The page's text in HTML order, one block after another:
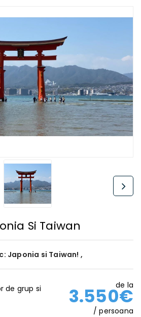
Si Taiwan
Japonia si Taiwan! ,
de grup si
de la
3.550€
/ persoana